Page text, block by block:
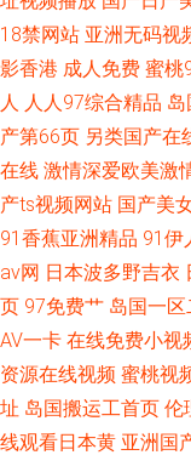
18禁网站 亚洲无码视
影香港 成人免费 蜜桃
人 人人97综合精品 岛
产第66页 另类国产在
在线 激情深爱欧美激
产ts视频网站 国产美
91香蕉亚洲精品 91伊
av网 日本波多野吉衣
页 97免费艹 岛国一区
AV一卡 在线免费小视
资源在线视频 蜜桃视
址 岛国搬运工首页 伦
线观看日本黄 亚洲国